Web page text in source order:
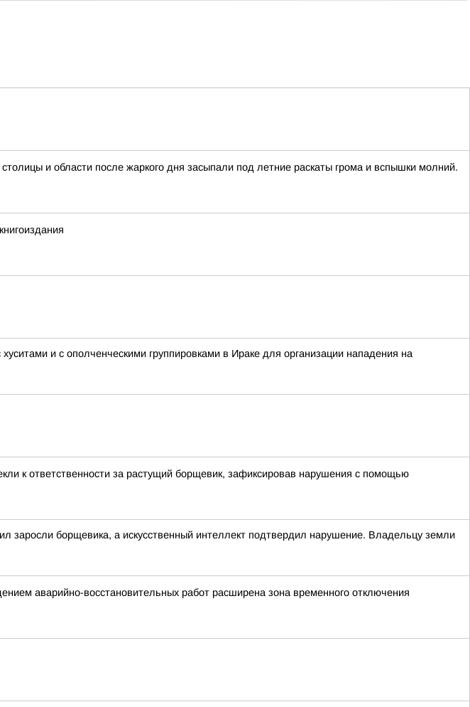
и области после жаркого дня засыпали под летние раскаты грома и вспышки молний.
и с ополченческими группировками в Ираке для организации нападения на
к ответственности за растущий борщевик, зафиксировав нарушения с помощью
заросли борщевика, а искусственный интеллект подтвердил нарушение. Владельцу земли
аварийно-восстановительных работ расширена зона временного отключения